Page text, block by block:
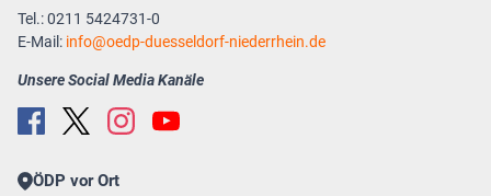
Tel.: 0211 5424731-0
E-Mail: info oedp-duesseldorf-niederrhein.de
Unsere Social Media Kanäle
ÖDP vor Ort